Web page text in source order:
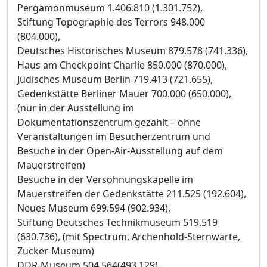
Pergamonmuseum 1.406.810 (1.301.752),
Stiftung Topographie des Terrors 948.000
(804.000),
Deutsches Historisches Museum 879.578 (741.336),
Haus am Checkpoint Charlie 850.000 (870.000),
Jüdisches Museum Berlin 719.413 (721.655),
Gedenkstätte Berliner Mauer 700.000 (650.000),
(nur in der Ausstellung im
Dokumentationszentrum gezählt – ohne
Veranstaltungen im Besucherzentrum und
Besuche in der Open-Air-Ausstellung auf dem
Mauerstreifen)
Besuche in der Versöhnungskapelle im
Mauerstreifen der Gedenkstätte 211.525 (192.604),
Neues Museum 699.594 (902.934),
Stiftung Deutsches Technikmuseum 519.519
(630.736), (mit Spectrum, Archenhold-Sternwarte,
Zucker-Museum)